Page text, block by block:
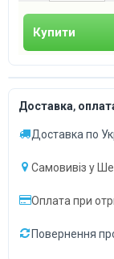
Купити
Доставка,
Доставка по
Самовивіз у
Оплата при
Повернення